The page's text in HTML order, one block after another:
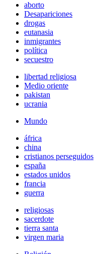
aborto
Desapariciones
drogas
eutanasia
inmigrantes
política
secuestro
libertad religiosa
Medio oriente
pakistan
ucrania
Mundo
áfrica
china
cristianos perseguidos
españa
estados unidos
francia
guerra
religiosas
sacerdote
tierra santa
virgen maria